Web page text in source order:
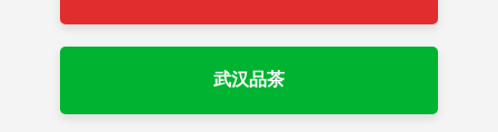
武汉品茶